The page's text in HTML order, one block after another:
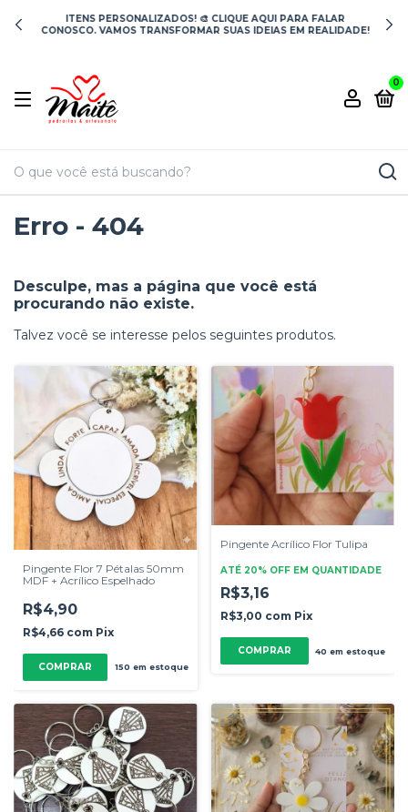
ITENS PERSONALIZADOS! 🎨 CLIQUE AQUI PARA FALAR
CONOSCO. VAMOS TRANSFORMAR SUAS IDEIAS EM REALIDADE!
0
Erro - 404
Desculpe, mas a página que você está
procurando não existe.
Talvez você se interesse pelos seguintes produtos.
Pingente Flor 7 Pétalas 50mm
MDF + Acrílico Espelhado
R$4,90
R$4,66 com Pix
COMPRAR 150 em estoque
Pingente Acrílico Flor Tulipa
ATÉ 20% OFF EM QUANTIDADE
R$3,16
R$3,00 com Pix
COMPRAR 40 em estoque